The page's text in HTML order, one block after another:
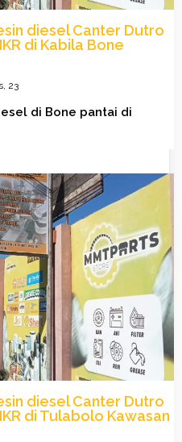
diesel Canter Dutro
di Kabila Bone
23
di Bone pantai di
diesel Canter Dutro
di Tulabolo Kawasan